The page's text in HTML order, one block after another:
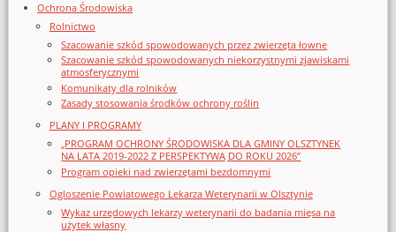
Ochrona Środowiska
Rolnictwo
Szacowanie szkód spowodowanych przez zwierzęta łowne
Szacowanie szkód spowodowanych niekorzystnymi zjawiskami
atmosferycznymi
Komunikaty dla rolników
Zasady stosowania środków ochrony roślin
PLANY I PROGRAMY
„PROGRAM OCHRONY ŚRODOWISKA DLA GMINY OLSZTYNEK
NA LATA 2019-2022 Z PERSPEKTYWĄ DO ROKU 2026”
Program opieki nad zwierzętami bezdomnymi
Ogloszenie Powiatowego Lekarza Weterynarii w Olsztynie
Wykaz urzędowych lekarzy weterynarii do badania mięsa na
użytek własny